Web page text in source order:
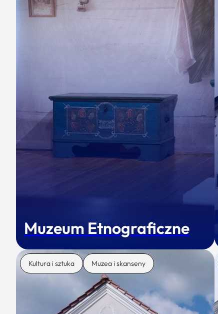
Muzeum Etnograficzne
Kultura i sztuka Muzea i skanseny